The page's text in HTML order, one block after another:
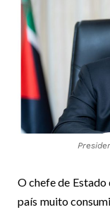
O chefe de Estado
país muito